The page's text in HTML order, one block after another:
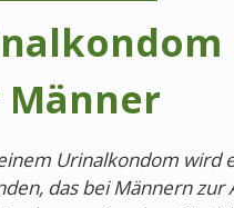
Urinalkondom wird
das bei Männern